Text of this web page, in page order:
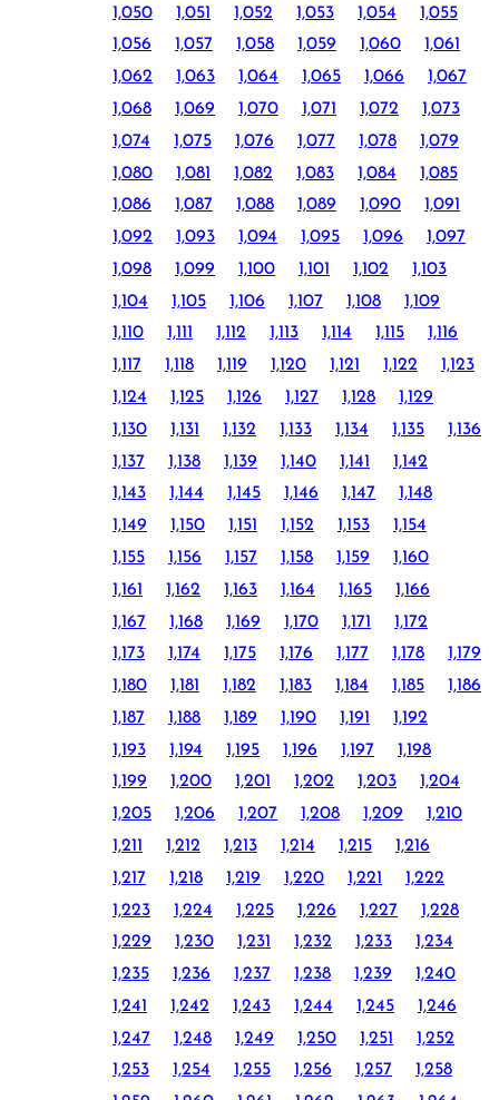
1,050
1,051 1,052 1,053 1,054
1,055
1,056
1,057 1,058 1,059 1,060
1,061
1,062
1,063 1,064 1,065 1,066
1,067
1,068
1,069 1,070 1,071 1,072
1,073
1,074
1,075 1,076 1,077 1,078
1,079
1,080
1,081 1,082 1,083 1,084
1,085
1,086
1,087 1,088 1,089 1,090
1,091
1,092
1,093 1,094 1,095 1,096
1,097
1,098
1,099 1,100 1,101 1,102
1,103
1,104
1,105 1,106 1,107 1,108
1,109
1,110
1,111 1,112 1,113 1,114 1,115
1,116
1,117
1,118 1,119 1,120 1,121 1,122
1,123
1,124
1,125 1,126 1,127 1,128
1,129
1,130
1,131 1,132 1,133 1,134 1,135
1,136
1,137
1,138 1,139 1,140 1,141
1,142
1,143
1,144 1,145 1,146 1,147
1,148
1,149
1,150 1,151 1,152 1,153
1,154
1,155
1,156 1,157 1,158 1,159
1,160
1,161
1,162 1,163 1,164 1,165
1,166
1,167
1,168 1,169 1,170 1,171
1,172
1,173
1,174 1,175 1,176 1,177 1,178
1,179
1,180
1,181 1,182 1,183 1,184 1,185
1,186
1,187
1,188 1,189 1,190 1,191
1,192
1,193
1,194 1,195 1,196 1,197
1,198
1,199
1,200 1,201 1,202 1,203
1,204
1,205
1,206 1,207 1,208 1,209
1,210
1,211
1,212 1,213 1,214 1,215
1,216
1,217
1,218 1,219 1,220 1,221
1,222
1,223
1,224 1,225 1,226 1,227
1,228
1,229
1,230 1,231 1,232 1,233
1,234
1,235
1,236 1,237 1,238 1,239
1,240
1,241
1,242 1,243 1,244 1,245
1,246
1,247
1,248 1,249 1,250 1,251
1,252
1,253
1,254 1,255 1,256 1,257
1,258